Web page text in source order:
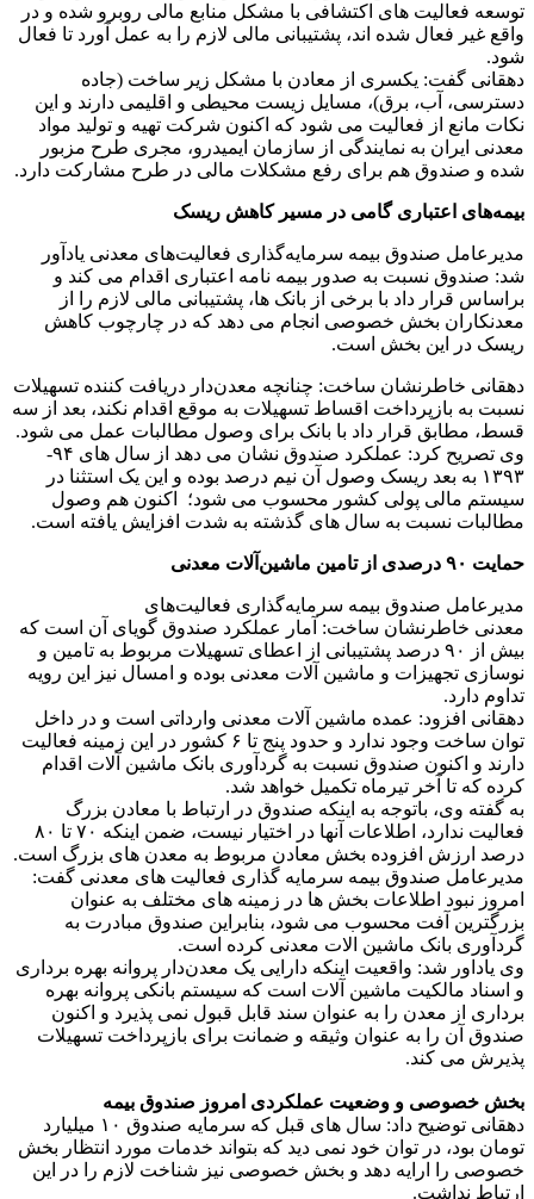
توسعه فعالیت های اکتشافی با مشکل منابع مالی روبرو شده و در
واقع غیر فعال شده اند، پشتیبانی مالی لازم را به عمل آورد تا فعال
شود.
دهقانی گفت: یکسری از معادن با مشکل زیر ساخت (جاده
دسترسی، آب، برق)، مسایل زیست محیطی و اقلیمی دارند و این
نکات مانع از فعالیت می شود که اکنون شرکت تهیه و تولید مواد
معدنی ایران به نمایندگی از سازمان ایمیدرو، مجری طرح مزبور
شده و صندوق هم برای رفع مشکلات مالی در طرح مشارکت دارد.
بیمه‌های اعتباری گامی در مسیر کاهش ریسک
مدیرعامل صندوق بیمه سرمایه‌گذاری فعالیت‌های معدنی یادآور
شد: صندوق نسبت به صدور بیمه نامه اعتباری اقدام می کند و
براساس قرار داد با برخی از بانک ها، پشتیبانی مالی لازم را از
معدنکاران بخش خصوصی انجام می دهد که در چارچوب کاهش
ریسک در این بخش است.
دهقانی خاطرنشان ساخت: چنانچه معدن‌دار دریافت کننده تسهیلات
نسبت به بازپرداخت اقساط تسهیلات به موقع اقدام نکند، بعد از سه
قسط، مطابق قرار داد با بانک برای وصول مطالبات عمل می شود.
وی تصریح کرد: عملکرد صندوق نشان می دهد از سال های ۹۴-
۱۳۹۳ به بعد ریسک وصول آن نیم درصد بوده و این یک استثنا در
سیستم مالی پولی کشور محسوب می شود؛ اکنون هم وصول
مطالبات نسبت به سال های گذشته به شدت افزایش یافته است.
حمایت ۹۰ درصدی از تامین ماشین‌آلات معدنی
مدیرعامل صندوق بیمه سرمایه‌گذاری فعالیت‌های
معدنی خاطرنشان ساخت: آمار عملکرد صندوق گویای آن است که
بیش از ۹۰ درصد پشتیبانی از اعطای تسهیلات مربوط به تامین و
نوسازی تجهیزات و ماشین آلات معدنی بوده و امسال نیز این رویه
تداوم دارد.
دهقانی افزود: عمده ماشین آلات معدنی وارداتی است و در داخل
توان ساخت وجود ندارد و حدود پنج تا ۶ کشور در این زمینه فعالیت
دارند و اکنون صندوق نسبت به گردآوری بانک ماشین آلات اقدام
کرده که تا آخر تیرماه تکمیل خواهد شد.
به گفته وی، باتوجه به اینکه صندوق در ارتباط با معادن بزرگ
فعالیت ندارد، اطلاعات آنها در اختیار نیست، ضمن اینکه ۷۰ تا ۸۰
درصد ارزش افزوده بخش معادن مربوط به معدن های بزرگ است.
مدیرعامل صندوق بیمه سرمایه گذاری فعالیت های معدنی گفت:
امروز نبود اطلاعات بخش ها در زمینه های مختلف به عنوان
بزرگترین آفت محسوب می شود، بنابراین صندوق مبادرت به
گردآوری بانک ماشین الات معدنی کرده است.
وی یاداور شد: واقعیت اینکه دارایی یک معدن‌دار پروانه بهره برداری
و اسناد مالکیت ماشین آلات است که سیستم بانکی پروانه بهره
برداری از معدن را به عنوان سند قابل قبول نمی پذیرد و اکنون
صندوق آن را به عنوان وثیقه و ضمانت برای بازپرداخت تسهیلات
پذیرش می کند.
بخش خصوصی و وضعیت عملکردی امروز صندوق بیمه
دهقانی توضیح داد: سال های قبل که سرمایه صندوق ۱۰ میلیارد
تومان بود، در توان خود نمی دید که بتواند خدمات مورد انتظار بخش
خصوصی را ارایه دهد و بخش خصوصی نیز شناخت لازم را در این
ارتباط نداشت.